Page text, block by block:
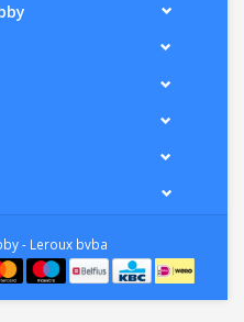
- Leroux bvba